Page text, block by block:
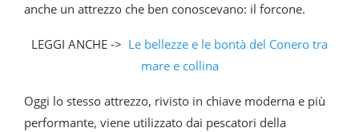
anche un attrezzo che ben conoscevano: il forcone.
LEGGI ANCHE -> Le bellezze e le bontà del Conero tra
mare e collina
Oggi lo stesso attrezzo, rivisto in chiave moderna e più
performante, viene utilizzato dai pescatori della